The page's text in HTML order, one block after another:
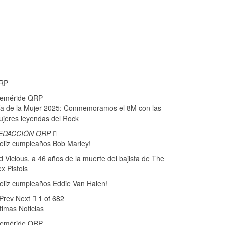
QRP
de la Mujer 2025: Conmemoramos el 8M con las
leyendas del Rock
QRP
cumpleaños Bob Marley!
Vicious, a 46 años de la muerte del bajista de The
Pistols
cumpleaños Eddie Van Halen!
Prev Next
1 of 682
Noticias